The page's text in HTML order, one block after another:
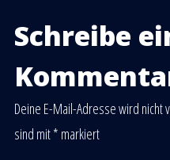
Schreibe
Deine E-Mail-Adresse wird nicht
sind mit* markiert